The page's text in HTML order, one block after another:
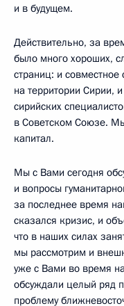
и в будущем.
Действительно, за
было много хороших,
страниц: и совместное
на территории Сирии,
сирийских
в Советском Союзе.
капитал.
Мы с Вами сегодня
и вопросы
за последнее время
сказался кризис, и
что в наших силах
мы рассмотрим и
уже с Вами во время
обсуждали целый ряд
проблему